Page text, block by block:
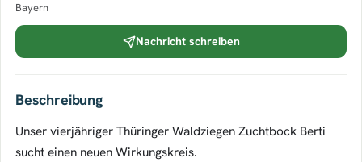
Bayern
Nachricht schreiben
Beschreibung
Unser vierjähriger Thüringer Waldziegen Zuchtbock Berti
sucht einen neuen Wirkungskreis.